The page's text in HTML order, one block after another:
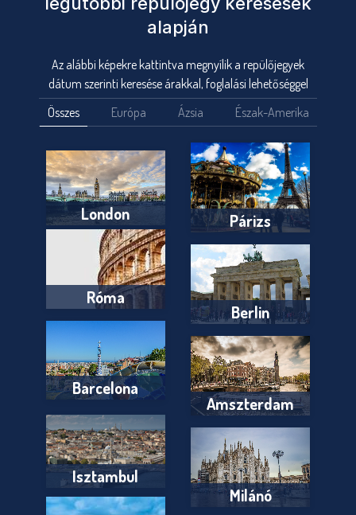
alapján
Az alábbi képekre kattintva megnyílik a repülőjegyek
dátum szerinti keresése árakkal, foglalási lehetőséggel
Összes
Európa Ázsia Észak-Amerika
London Párizs
Róma
Berlin
Barcelona
Amszterdam
Isztambul
Milánó